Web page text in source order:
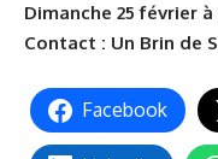
Dimanche 25 février
Contact : Un Brin de
Facebook